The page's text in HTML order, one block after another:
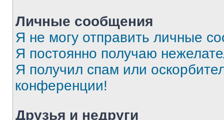
Личные сообщения
Я не могу отправить личные
Я постоянно получаю
Я получил спам или
конференции!
Друзья и недруги